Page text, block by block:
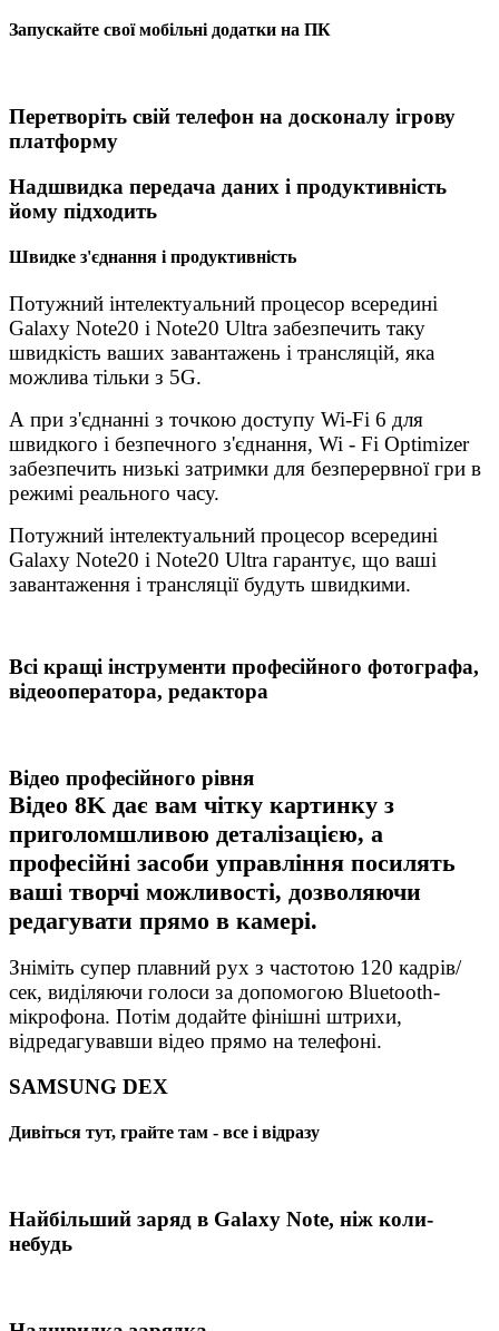
Запускайте свої мобільні додатки на ПК
Перетворіть свій телефон на досконалу ігрову
платформу
Надшвидка передача даних і продуктивність
йому підходить
Швидке з'єднання і продуктивність
Потужний інтелектуальний процесор всередині
Galaxy Note20 і Note20 Ultra забезпечить таку
швидкість ваших завантажень і трансляцій, яка
можлива тільки з 5G.
А при з'єднанні з точкою доступу Wi-Fi 6 для
швидкого і безпечного з'єднання, Wi - Fi Optimizer
забезпечить низькі затримки для безперервної гри в
режимі реального часу.
Потужний інтелектуальний процесор всередині
Galaxy Note20 і Note20 Ultra гарантує, що ваші
завантаження і трансляції будуть швидкими.
Всі кращі інструменти професійного фотографа,
відеооператора, редактора
Відео професійного рівня
Відео 8K дає вам чітку картинку з
приголомшливою деталізацією, а
професійні засоби управління посилять
ваші творчі можливості, дозволяючи
редагувати прямо в камері.
Зніміть супер плавний рух з частотою 120 кадрів/
сек, виділяючи голоси за допомогою Bluetooth-
мікрофона. Потім додайте фінішні штрихи,
відредагувавши відео прямо на телефоні.
SAMSUNG DEX
Дивіться тут, грайте там - все і відразу
Найбільший заряд в Galaxy Note, ніж коли-
небудь